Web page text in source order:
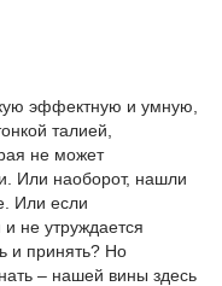
эффектную и умную,
талией,
не может
Или наоборот, нашли
Или если
не утруждается
и принять? Но
– нашей вины здесь